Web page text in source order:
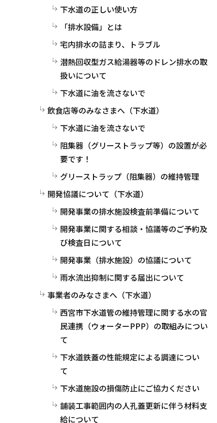
下水道の正しい使い方
「排水設備」とは
宅内排水の詰まり、トラブル
潜熱回収型ガス給湯器等のドレン排水の取
扱いについて
下水道に油を流さないで
飲食店等のみなさまへ（下水道）
下水道に油を流さないで
阻集器（グリーストラップ等）の設置が必
要です！
グリーストラップ（阻集器）の維持管理
開発協議について（下水道）
開発事業の排水施設検査前準備について
開発事業に関する相談・協議等のご予約及
び検査日について
開発事業（排水施設）の協議について
雨水流出抑制に関する届出について
事業者のみなさまへ（下水道）
西宮市下水道管の維持管理に関する水の官
民連携（ウォーターPPP）の取組みについ
て
下水道鉄蓋の性能規定による調達につい
て
下水道施設の損傷防止にご協力ください
舗装工事範囲内の人孔蓋更新に伴う材料支
給について